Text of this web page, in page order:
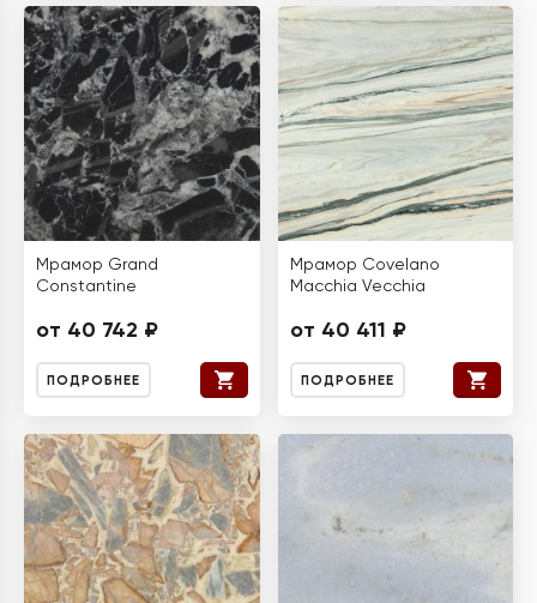
Мрамор Grand
Constantine
от 40 742 ₽
ПОДРОБНЕЕ
Мрамор Covelano
Macchia Vecchia
от 40 411 ₽
ПОДРОБНЕЕ